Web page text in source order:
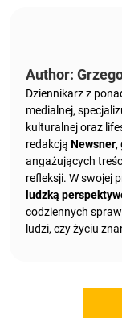
Author:
Dziennikarz z
medialnej,
kulturalnej oraz
redakcją Newsner,
angażujących
refleksji. W swojej
ludzką
codziennych
ludzi, czy życiu